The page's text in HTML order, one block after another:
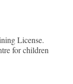
License.
for children